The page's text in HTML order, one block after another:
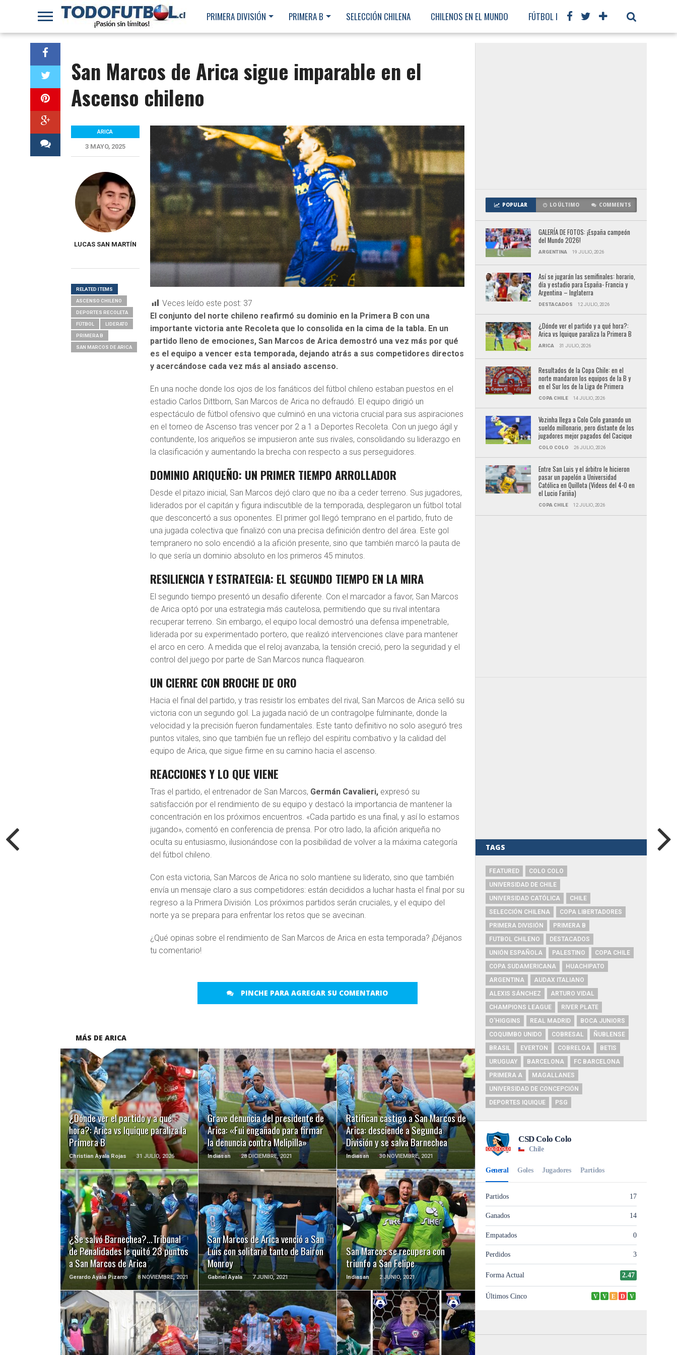
PRIMERA DIVISIÓN PRIMERA B SELECCIÓN CHILENA CHILENOS EN EL MUNDO FÚTBOL INTERNACIONAL
San Marcos de Arica sigue imparable en el
Ascenso chileno
Veces leído este post: 37
El conjunto del norte chileno reafirmó su dominio en la Primera B con una
importante victoria ante Recoleta que lo consolida en la cima de la tabla. En un
partido lleno de emociones, San Marcos de Arica demostró una vez más por qué
es el equipo a vencer esta temporada, dejando atrás a sus competidores directos
y acercándose cada vez más al ansiado ascenso.
En una noche donde los ojos de los fanáticos del fútbol chileno estaban puestos en el
estadio Carlos Dittborn, San Marcos de Arica no defraudó. El equipo dirigió un
espectáculo de fútbol ofensivo que culminó en una victoria crucial para sus aspiraciones
en el torneo de Ascenso tras vencer por 2 a 1 a Deportes Recoleta. Con un juego ágil y
contundente, los ariqueños se impusieron ante sus rivales, consolidando su liderazgo en
la clasificación y aumentando la brecha con respecto a sus perseguidores.
DOMINIO ARIQUEÑO: UN PRIMER TIEMPO ARROLLADOR
Desde el pitazo inicial, San Marcos dejó claro que no iba a ceder terreno. Sus jugadores,
liderados por el capitán y figura indiscutible de la temporada, desplegaron un fútbol total
que desconcertó a sus oponentes. El primer gol llegó temprano en el partido, fruto de
una jugada colectiva que finalizó con una precisa definición dentro del área. Este gol
tempranero no solo encendió a la afición presente, sino que también marcó la pauta de
lo que sería un dominio absoluto en los primeros 45 minutos.
RESILIENCIA Y ESTRATEGIA: EL SEGUNDO TIEMPO EN LA MIRA
El segundo tiempo presentó un desafío diferente. Con el marcador a favor, San Marcos
de Arica optó por una estrategia más cautelosa, permitiendo que su rival intentara
recuperar terreno. Sin embargo, el equipo local demostró una defensa impenetrable,
liderada por su experimentado portero, que realizó intervenciones clave para mantener
el arco en cero. A medida que el reloj avanzaba, la tensión creció, pero la seguridad y el
control del juego por parte de San Marcos nunca flaquearon.
UN CIERRE CON BROCHE DE ORO
Hacia el final del partido, y tras resistir los embates del rival, San Marcos de Arica selló su
victoria con un segundo gol. La jugada nació de un contragolpe fulminante, donde la
velocidad y la precisión fueron fundamentales. Este tanto definitivo no solo aseguró tres
puntos vitales, sino que también fue un reflejo del espíritu combativo y la calidad del
equipo de Arica, que sigue firme en su camino hacia el ascenso.
REACCIONES Y LO QUE VIENE
Tras el partido, el entrenador de San Marcos, Germán Cavalieri, expresó su
satisfacción por el rendimiento de su equipo y destacó la importancia de mantener la
concentración en los próximos encuentros. «Cada partido es una final, y así lo estamos
jugando», comentó en conferencia de prensa. Por otro lado, la afición ariqueña no
oculta su entusiasmo, ilusionándose con la posibilidad de volver a la máxima categoría
del fútbol chileno.
Con esta victoria, San Marcos de Arica no solo mantiene su liderato, sino que también
envía un mensaje claro a sus competidores: están decididos a luchar hasta el final por su
regreso a la Primera División. Los próximos partidos serán cruciales, y el equipo del
norte ya se prepara para enfrentar los retos que se avecinan.
¿Qué opinas sobre el rendimiento de San Marcos de Arica en esta temporada? ¡Déjanos
tu comentario!
PINCHE PARA AGREGAR SU COMENTARIO
ARICA
3 MAYO, 2025
LUCAS SAN MARTÍN
RELATED ITEMS
ASCENSO CHILENO
DEPORTES RECOLETA
FÚTBOL LIDERATO
PRIMERA B
SAN MARCOS DE ARICA
MÁS DE ARICA
¿Dónde ver el partido y a qué
hora?: Arica vs Iquique paraliza la
Primera B
Christian Ayala Rojas 31 JULIO, 2026
LEER MÁS
Grave denuncia del presidente de
Arica: «Fui engañado para firmar
la denuncia contra Melipilla»
Indiasan 28 DICIEMBRE, 2021
LEER MÁS
Ratifican castigo a San Marcos de
Arica: desciende a Segunda
División y se salva Barnechea
Indiasan 30 NOVIEMBRE, 2021
LEER MÁS
¿Se salvó Barnechea?…Tribunal
de Penalidades le quitó 23 puntos
a San Marcos de Arica
Gerardo Ayala Pizarro 8 NOVIEMBRE, 2021
LEER MÁS
San Marcos de Arica venció a San
Luis con solitario tanto de Bairon
Monroy
Gabriel Ayala 7 JUNIO, 2021
LEER MÁS
San Marcos se recupera con
triunfo a San Felipe
Indiasan 2 JUNIO, 2021
LEER MÁS
LEER MÁS LEER MÁS LEER MÁS
POPULAR LO ÚLTIMO COMMENTS
GALERÍA DE FOTOS: ¡España campeón
del Mundo 2026!
ARGENTINA 19 JULIO, 2026
Así se jugarán las semifinales: horario,
día y estadio para España- Francia y
Argentina – Inglaterra
DESTACADOS 12 JULIO, 2026
¿Dónde ver el partido y a qué hora?:
Arica vs Iquique paraliza la Primera B
ARICA 31 JULIO, 2026
Resultados de la Copa Chile: en el
norte mandaron los equipos de la B y
en el Sur los de la Liga de Primera
COPA CHILE 14 JULIO, 2026
Vozinha llega a Colo Colo ganando un
sueldo millonario, pero distante de los
jugadores mejor pagados del Cacique
COLO COLO 26 JULIO, 2026
Entre San Luis y el árbitro le hicieron
pasar un papelón a Universidad
Católica en Quillota (Videos del 4-0 en
el Lucio Fariña)
COPA CHILE 12 JULIO, 2026
TAGS
FEATURED
COLO COLO
UNIVERSIDAD DE CHILE
UNIVERSIDAD CATÓLICA
CHILE
SELECCIÓN CHILENA
COPA LIBERTADORES
PRIMERA DIVISIÓN
PRIMERA B
FUTBOL CHILENO
DESTACADOS
UNIÓN ESPAÑOLA
PALESTINO
COPA CHILE
COPA SUDAMERICANA
HUACHIPATO
ARGENTINA
AUDAX ITALIANO
ALEXIS SÁNCHEZ
ARTURO VIDAL
CHAMPIONS LEAGUE
RIVER PLATE
O'HIGGINS
REAL MADRID
BOCA JUNIORS
COQUIMBO UNIDO
COBRESAL
ÑUBLENSE
BRASIL
EVERTON COBRELOA
BETIS
URUGUAY
BARCELONA
FC BARCELONA
PRIMERA A
MAGALLANES
UNIVERSIDAD DE CONCEPCIÓN
DEPORTES IQUIQUE
PSG